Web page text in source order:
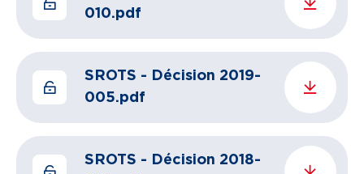
010.pdf
SROTS - Décision 2019-
005.pdf
SROTS - Décision 2018-